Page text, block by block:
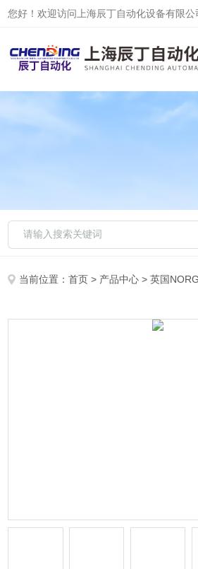
您好！欢迎访问上海辰丁自动化设备有限公
当前位置：首页 > 产品中心 >英国